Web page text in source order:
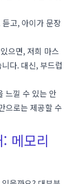
고, 아이가 문장
으면, 저희 마스
다. 대신, 부드럽
느낄 수 있는 안
으로는 제공할 수
메모리